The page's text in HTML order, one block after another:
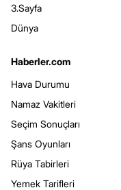
3.Sayfa
Dünya
Haberler.com
Hava Durumu
Namaz Vakitleri
Seçim Sonuçları
Şans Oyunları
Rüya Tabirleri
Yemek Tarifleri